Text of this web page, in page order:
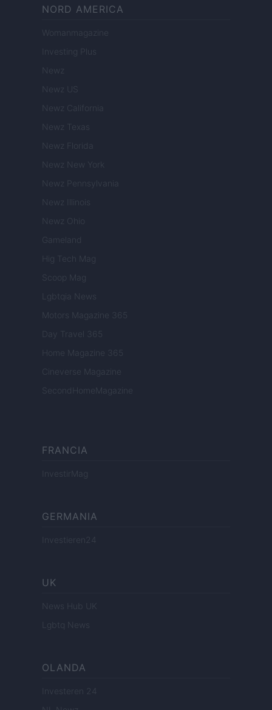
NORD AMERICA
Womanmagazine
Investing Plus
Newz
Newz US
Newz California
Newz Texas
Newz Florida
Newz New York
Newz Pennsylvania
Newz Illinois
Newz Ohio
Gameland
Hig Tech Mag
Scoop Mag
Lgbtqia News
Motors Magazine 365
Day Travel 365
Home Magazine 365
Cineverse Magazine
SecondHomeMagazine
FRANCIA
InvestirMag
GERMANIA
Investieren24
UK
News Hub UK
Lgbtq News
OLANDA
Investeren 24